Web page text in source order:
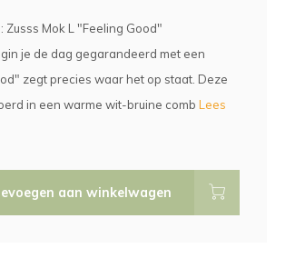
Mok L "Feeling Good"
je de dag gegarandeerd met een
zegt precies waar het op staat. Deze
in een warme wit-bruine comb Lees
aan winkelwagen